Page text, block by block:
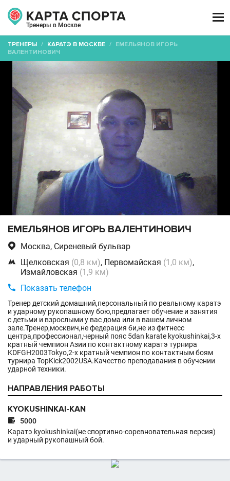
Тренеры в Москве

ТРЕНЕРЫ / КАРАТЭ В МОСКВЕ / ЕМЕЛЬЯНОВ ИГОРЬ
ВАЛЕНТИНОВИЧ
ЕМЕЛЬЯНОВ ИГОРЬ ВАЛЕНТИНОВИЧ
 Москва, Сиреневый бульвар
 Щелковская (0,8 км), Первомайская (1,0 км),
Измайловская (1,9 км)
 Показать телефон
Тренер детский домашний,персональный по реальному каратэ
и ударному рукопашному бою,предлагает обучение и занятия
с детьми и взрослыми у вас дома или в вашем личном
зале.Тренер,москвич,не федерация би,не из фитнесс
центра,профессионал,черный пояс 5dan karate kyokushinkai,3-х
кратный чемпион Азии по контактному каратэ турнира
KDFGH2003Tokyo,2-х кратный чемпион по контактным боям
турнира TopKick2002USA.Качество преподавания в обучении
ударной техники.
НАПРАВЛЕНИЯ РАБОТЫ
KYOKUSHINKAI-KAN

5000
Каратэ kyokushinkai(не спортивно-соревновательная версия)
и ударный рукопашный бой.